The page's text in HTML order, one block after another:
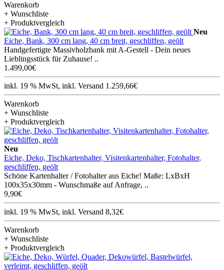
Warenkorb
+ Wunschliste
+ Produktvergleich
Neu
Eiche, Bank, 300 cm lang, 40 cm breit, geschliffen, geölt
Handgefertigte Massivholzbank mit A-Gestell - Dein neues
Lieblingsstück für Zuhause! ..
1.499,00€
inkl. 19 % MwSt, inkl. Versand 1.259,66€
Warenkorb
+ Wunschliste
+ Produktvergleich
Neu
Eiche, Deko, Tischkartenhalter, Visitenkartenhalter, Fotohalter,
geschliffen, geölt
Schöne Kartenhalter / Fotohalter aus Eiche! Maße: LxBxH
100x35x30mm - Wunschmaße auf Anfrage, ..
9,90€
inkl. 19 % MwSt, inkl. Versand 8,32€
Warenkorb
+ Wunschliste
+ Produktvergleich